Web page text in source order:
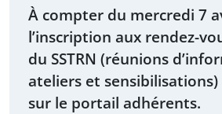
À compter du mercredi 7
l’inscription aux rendez-
du SSTRN (réunions
ateliers et
sur le portail adhérents.